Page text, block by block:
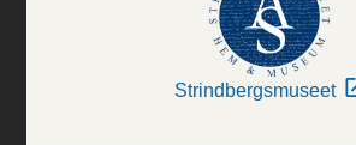
Strindbergsmuseet